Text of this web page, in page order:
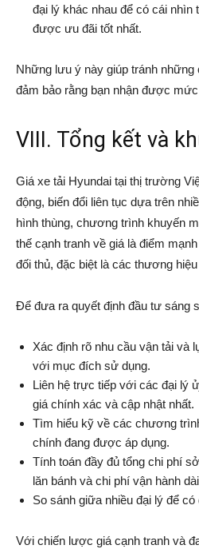
đại lý khác nhau để có cái nhìn
được ưu đãi tốt nhất.
Những lưu ý này giúp tránh
đảm bảo rằng bạn nhận được
VIII. Tổng kết và
Giá xe tải Hyundai tại thị trường
động, biến đổi liên tục dựa trên
hình thùng, chương trình khuyến
thế cạnh tranh về giá là điểm
đối thủ, đặc biệt là các thương
Để đưa ra quyết định đầu tư sáng
Xác định rõ nhu cầu vận tải và
với mục đích sử dụng.
Liên hệ trực tiếp với các đại lý
giá chính xác và cập nhật nhất.
Tìm hiểu kỹ về các chương
chính đang được áp dụng.
Tính toán đầy đủ tổng chi phí
lăn bánh và chi phí vận hành
So sánh giữa nhiều đại lý để
Với chiến lược giá cạnh tranh và